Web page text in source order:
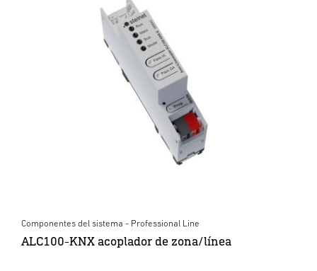
Componentes del sistema - Professional Line
ALC100-KNX acoplador de zona/línea